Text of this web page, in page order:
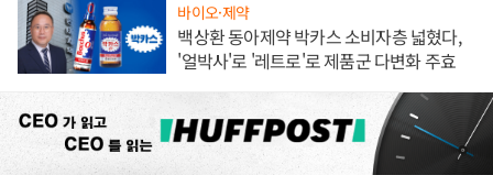
바이오·제약
백상환 동아제약 박카스 소비자층 넓혔다,
'얼박사'로 '레트로'로 제품군 다변화 주효